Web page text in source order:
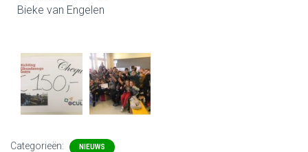
Bieke van Engelen
Categorieën: NIEUWS